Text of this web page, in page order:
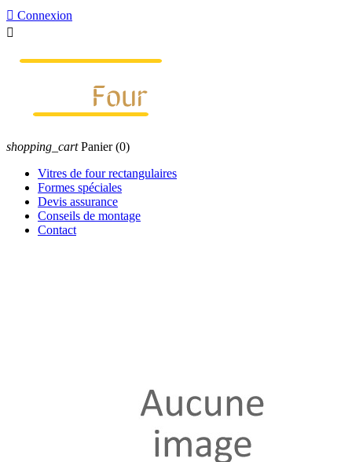
 Connexion

shopping_cart Panier (0)
Vitres de four rectangulaires
Formes spéciales
Devis assurance
Conseils de montage
Contact